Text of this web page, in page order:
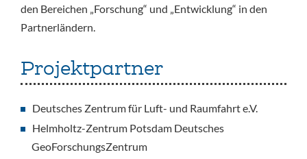
den Bereichen „Forschung“ und „Entwicklung“ in den
Partnerländern.
Projektpartner
Deutsches Zentrum für Luft- und Raumfahrt e.V.
Helmholtz-Zentrum Potsdam Deutsches
GeoForschungsZentrum